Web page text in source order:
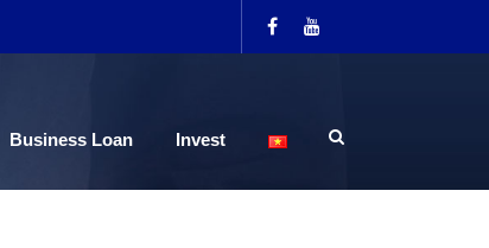
Business Loan Invest